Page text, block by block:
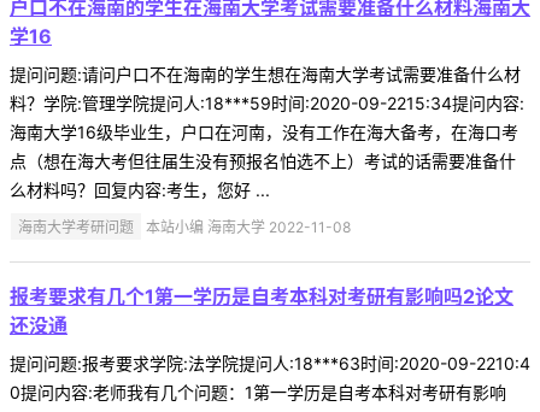
户口不在海南的学生在海南大学考试需要准备什么材料海南大
学16
提问问题:请问户口不在海南的学生想在海南大学考试需要准备什么材
料？学院:管理学院提问人:18***59时间:2020-09-2215:34提问内容:
海南大学16级毕业生，户口在河南，没有工作在海大备考，在海口考
点（想在海大考但往届生没有预报名怕选不上）考试的话需要准备什
么材料吗？回复内容:考生，您好 ...
海南大学考研问题 本站小编 海南大学 2022-11-08
报考要求有几个1第一学历是自考本科对考研有影响吗2论文
还没通
提问问题:报考要求学院:法学院提问人:18***63时间:2020-09-2210:4
0提问内容:老师我有几个问题：1第一学历是自考本科对考研有影响